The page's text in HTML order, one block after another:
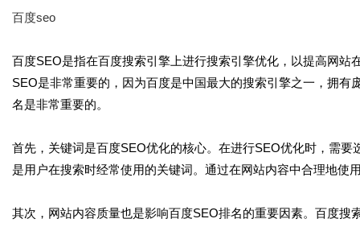
百度seo
百度SEO是指在百度搜索引擎上进行搜索引擎优化，以提高网
SEO是非常重要的，因为百度是中国最大的搜索引擎之一，拥
名是非常重要的。
首先，关键词是百度SEO优化的核心。在进行SEO优化时，需
是用户在搜索时经常使用的关键词。通过在网站内容中合理地使
其次，网站内容质量也是影响百度SEO排名的重要因素。百度